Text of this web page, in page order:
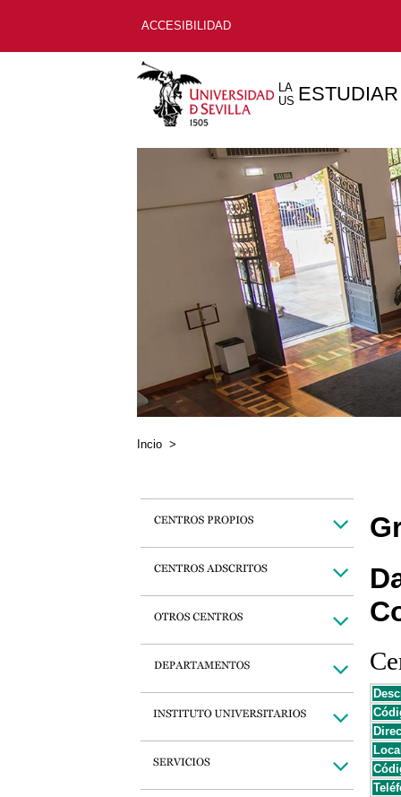
ACCESIBILIDAD
LA
US ESTUDIAR
Incio >